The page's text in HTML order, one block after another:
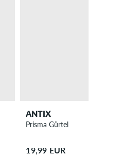
ANTIX
Prisma Gürtel
19,99 EUR